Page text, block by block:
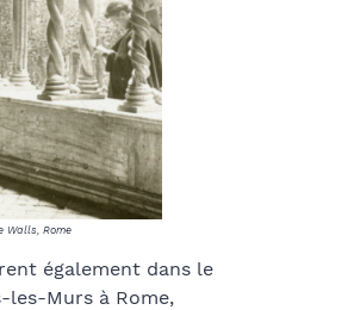
Walls, Rome
également dans le
Murs à Rome,